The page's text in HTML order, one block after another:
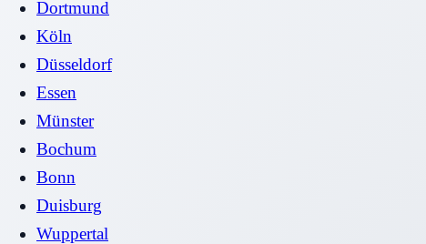
Dortmund
Köln
Düsseldorf
Essen
Münster
Bochum
Bonn
Duisburg
Wuppertal